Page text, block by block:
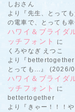
しおさん
より『先生、とって
の電車で、とっても
ハワイ＆ブライダ
ッチフォント
に
くろやなぎ えつこ
より『bettertogether
とっても...』 (2026/
ハワイ＆ブライダ
ッチフォント
に
bettertogether
より『きゃー！！！